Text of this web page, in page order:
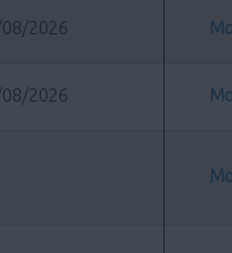
2026
2026